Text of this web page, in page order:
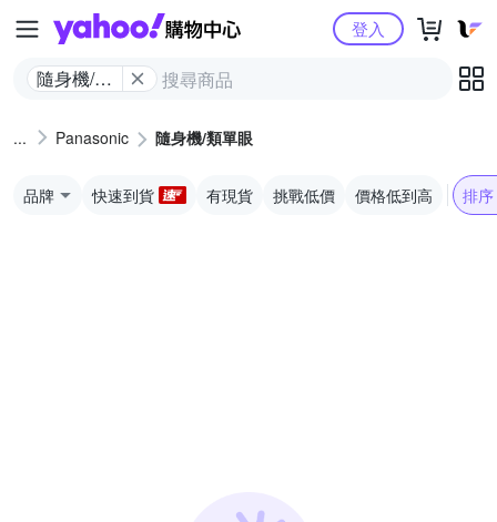
Yahoo購物中心
隨身機/類
登入
Panasonic 隨身機/類單眼
品牌 快速到貨 有現貨 挑戰低價 價格低到高 排序